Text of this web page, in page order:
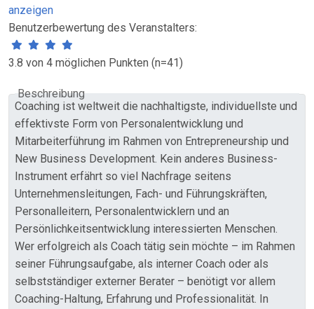
anzeigen
Benutzerbewertung des Veranstalters:
3.8 von 4 möglichen Punkten (n=41)
Beschreibung
Coaching ist weltweit die nachhaltigste, individuellste und
effektivste Form von Personalentwicklung und
Mitarbeiterführung im Rahmen von Entrepreneurship und
New Business Development. Kein anderes Business-
Instrument erfährt so viel Nachfrage seitens
Unternehmensleitungen, Fach- und Führungskräften,
Personalleitern, Personalentwicklern und an
Persönlichkeitsentwicklung interessierten Menschen.
Wer erfolgreich als Coach tätig sein möchte – im Rahmen
seiner Führungsaufgabe, als interner Coach oder als
selbstständiger externer Berater – benötigt vor allem
Coaching-Haltung, Erfahrung und Professionalität. In